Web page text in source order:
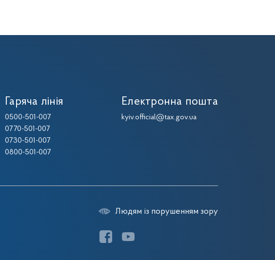
Гаряча лінія
0500-501-007
0770-501-007
0730-501-007
0800-501-007
Електронна пошта
kyiv.official@tax.gov.ua
Людям із порушенням зору